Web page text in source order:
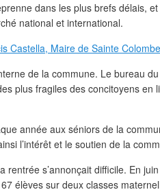
dans les plus brefs délais,
national et international.
de la commune. Le bureau
plus fragiles des concitoyens en
année aux séniors de la
l’intérêt et le soutien de la
rentrée s’annonçait difficile. En
élèves sur deux classes